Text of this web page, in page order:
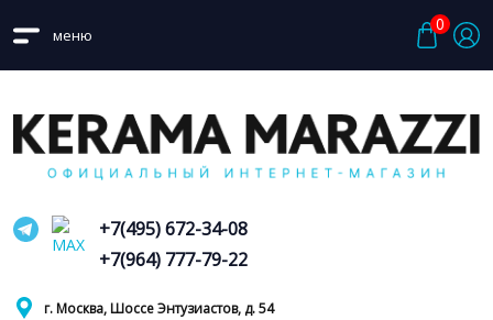
меню
0
г. Москва, Шоссе Энтузиастов, д. 54
+7(495) 672-34-08
+7(964) 777-79-22